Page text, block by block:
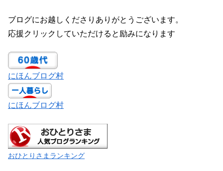
ブログにお越しくださりありがとうございます。
応援クリックしていただけると励みになります
にほんブログ村
にほんブログ村
おひとりさまランキング